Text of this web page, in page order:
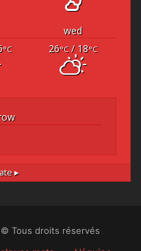
wed
°C 26°C/ 18°C
▸
Tous droits réservés